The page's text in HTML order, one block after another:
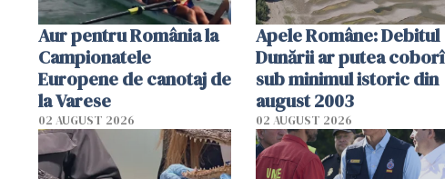
Aur pentru România la
Campionatele
Europene de canotaj de
la Varese
02 AUGUST 2026
Apele Române: Debitul
Dunării ar putea coborî
sub minimul istoric din
august 2003
02 AUGUST 2026